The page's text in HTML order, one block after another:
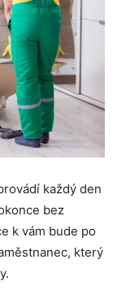
každý den
bez
k vám bude po
který